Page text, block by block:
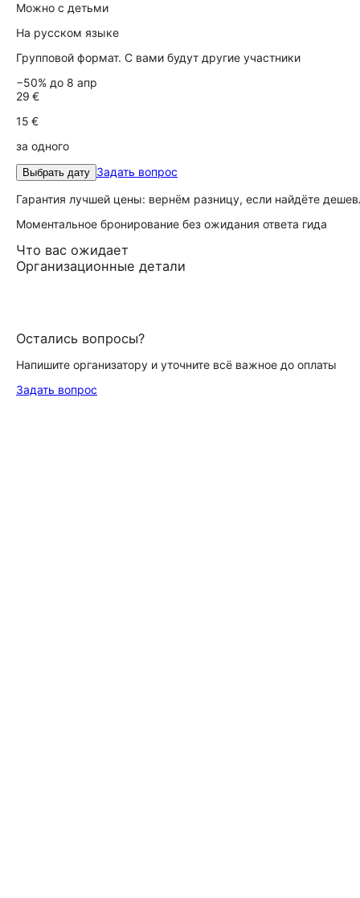
Можно с детьми
На русском языке
Групповой формат. С вами будут другие участники
−50% до 8 апр
29 €
15 €
за одного
Выбрать дату Задать вопрос
Гарантия лучшей цены: вернём разницу, если найдёте
Моментальное бронирование без ожидания ответа гида
Что вас ожидает
Организационные детали
Остались вопросы?
Напишите организатору и уточните всё важное до оплаты
Задать вопрос